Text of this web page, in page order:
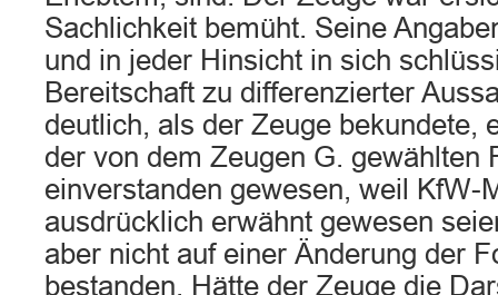
Sachlichkeit bemüht. Seine
und in jeder Hinsicht in sich
Bereitschaft zu differenzierter
deutlich, als der Zeuge bekundete,
der von dem Zeugen G. gewählten
einverstanden gewesen, weil KfW-
ausdrücklich erwähnt gewesen
aber nicht auf einer Änderung der
bestanden. Hätte der Zeuge die